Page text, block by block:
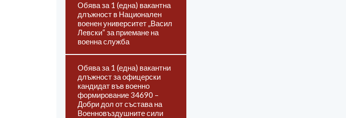
Обява за 1 (една) вакантна
длъжност в Национален
военен университет „Васил
Левски“ за приемане на
военна служба
Обява за 1 (една) вакантни
длъжност за офицерски
кандидат във военно
формирование 34690 –
Добри дол от състава на
Военновъздушните сили